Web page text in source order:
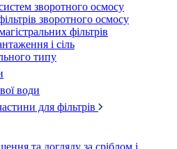
зворотного осмосу
зворотного осмосу
фільтрів
і сіль
типу
води
для фільтрів
та догляду за сріблом і